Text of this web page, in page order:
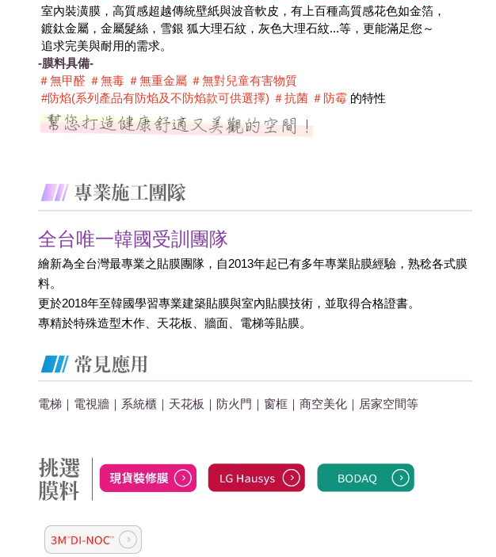
室內裝潢膜，高質感超越傳統壁紙與波音軟皮，有上百種高質感花色如金箔，
鍍鈦金屬，金屬髮絲，雪銀 狐大理石紋，灰色大理石紋...等，更能滿足您～
追求完美與耐用的需求。
-膜料具備-
＃無甲醛 ＃無毒 ＃無重金屬 ＃無對兒童有害物質
#防焰(系列產品有防焰及不防焰款可供選擇) ＃抗菌 ＃防霉 的特性
全台唯一韓國受訓團隊
繪新為全台灣最專業之貼膜團隊，自2013年起已有多年專業貼膜經驗，熟稔各式膜
料。
更於2018年至韓國學習專業建築貼膜與室內貼膜技術，並取得合格證書。
專精於特殊造型木作、天花板、牆面、電梯等貼膜。
電梯｜電視牆｜系統櫃｜天花板｜防火門｜窗框｜商空美化 ｜居家空間等